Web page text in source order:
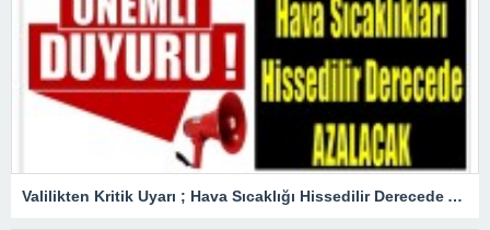
Valilikten Kritik Uyarı ; Hava Sıcaklığı Hissedilir Derecede Azalacak!